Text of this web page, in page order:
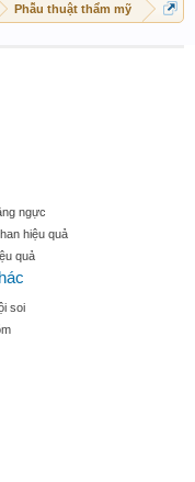
Phẫu thuật thẩm mỹ
ngực
hiệu quả
quả
soi